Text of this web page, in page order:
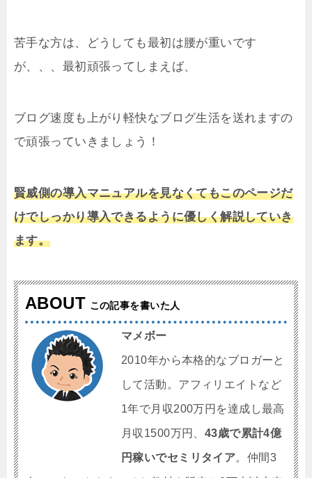
苦手な方は、どうしても最初は腰が重いです
が、、、最初頑張ってしまえば、
ブログ速度も上がり軽快なブログ生活を送れますの
で頑張っていきましょう！
賢威側の導入マニュアルを見なくてもこのページだ
けでしっかり導入できるように優しく解説していき
ます。
ABOUT この記事を書いた人
マメボー
2010年から本格的なブロガーと
して活動。アフィリエイトなど
1年で月収200万円を達成し最高
月収1500万円、 43歳で累計4億
円稼いでセミリタイア。仲間3